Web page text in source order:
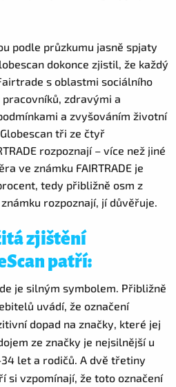
podle průzkumu jasně spjaty
dokonce zjistil, že každý
s oblastmi sociálního
zdravými a
a zvyšováním životní
tři ze čtyř
rozpoznají – více než jiné
ve známku FAIRTRADE je
tedy přibližně osm z
rozpoznají, jí důvěřuje.
zjištění
patří:
je silným symbolem. Přibližně
uvádí, že označení
dopad na značky, které jej
ze značky je nejsilnější u
let a rodičů. A dvě třetiny
si vzpomínají, že toto označení